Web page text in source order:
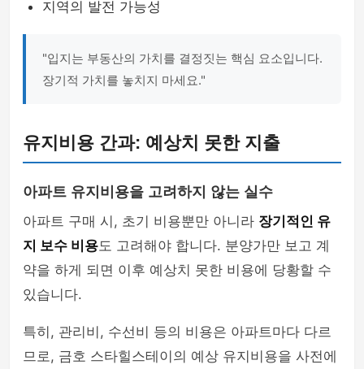
지역의 발전 가능성
"입지는 부동산의 가치를 결정짓는 핵심 요소입니다.
장기적 가치를 놓치지 마세요."
유지비용 간과: 예상치 못한 지출
아파트 유지비용을 고려하지 않는 실수
아파트 구매 시, 초기 비용뿐만 아니라 장기적인 유
지 보수 비용도 고려해야 합니다. 분양가만 보고 계
약을 하게 되면 이후 예상치 못한 비용에 당황할 수
있습니다.
특히, 관리비, 수선비 등의 비용은 아파트마다 다르
므로, 금호 스타힐스테이의 예상 유지비용을 사전에